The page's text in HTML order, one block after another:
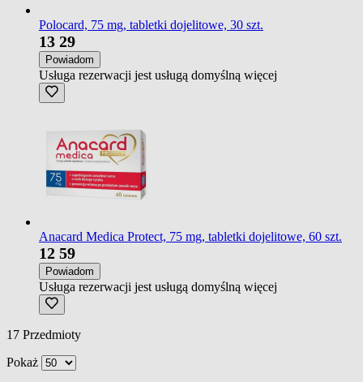
Polocard, 75 mg, tabletki dojelitowe, 30 szt.
13 29
Powiadom
Usługa rezerwacji jest usługą domyślną więcej
Anacard Medica Protect, 75 mg, tabletki dojelitowe, 60 szt.
12 59
Powiadom
Usługa rezerwacji jest usługą domyślną więcej
17 Przedmioty
Pokaż